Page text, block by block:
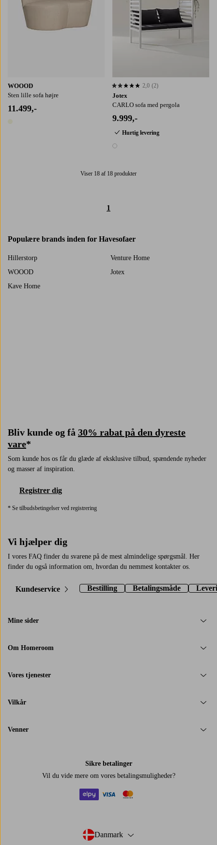
WOOOD
Sten lille sofa højre
11.499,-
Jotex
CARLO sofa med pergola
9.999,-
Hurtig levering
1 farve
2,0 baseret på 2 bedømmelser
2,0 (2)
Viser 18 af 18 produkter
1
Populære brands inden for Havesofaer
Hillerstorp
Venture Home
WOOOD
Jotex
Kave Home
Bliv kunde og få 30% rabat på den dyreste
vare*
Som kunde hos os får du glæde af eksklusive tilbud, spændende nyheder
og masser af inspiration.
Registrer dig
* Se tilbudsbetingelser ved registrering
Vi hjælper dig
I vores FAQ finder du svarene på de mest almindelige spørgsmål. Her
finder du også information om, hvordan du nemmest kontakter os.
Kundeservice Bestilling Betalingsmåde
Mine sider
Om Homeroom
Vores tjenester
Vilkår
Venner
Sikre betalinger
Vil du vide mere om vores betalingsmuligheder?
Danmark
- Vælg land